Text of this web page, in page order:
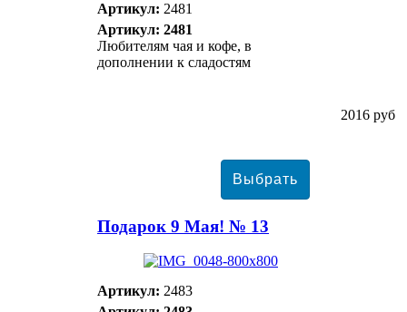
Артикул: 2481
Артикул: 2481
Любителям чая и кофе, в
дополнении к сладостям
2016 руб
Подарок 9 Мая! № 13
Артикул: 2483